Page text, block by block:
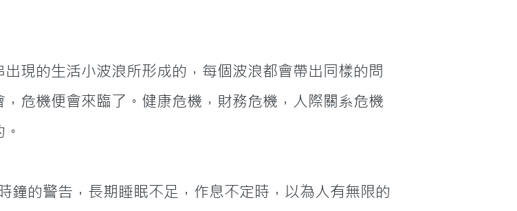
現的生活小波浪所形成的，每個波浪都會帶出同樣的問
危機便會來臨了。健康危機，財務危機，人際關系危機